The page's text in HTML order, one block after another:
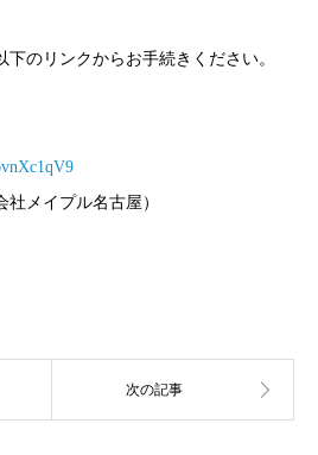
のリンクからお手続きください。
社メイプル名古屋）